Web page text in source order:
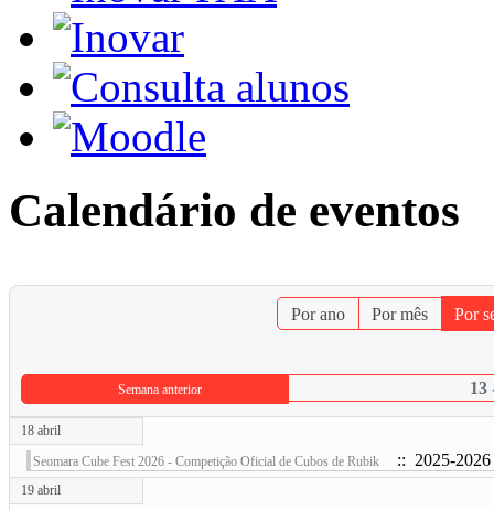
Calendário de eventos
Por ano Por mês Por
Semana anterior 13
18 abril
Seomara Cube Fest 2026 - Competição Oficial de Cubos de Rubik
:: 2025-2026
19 abril